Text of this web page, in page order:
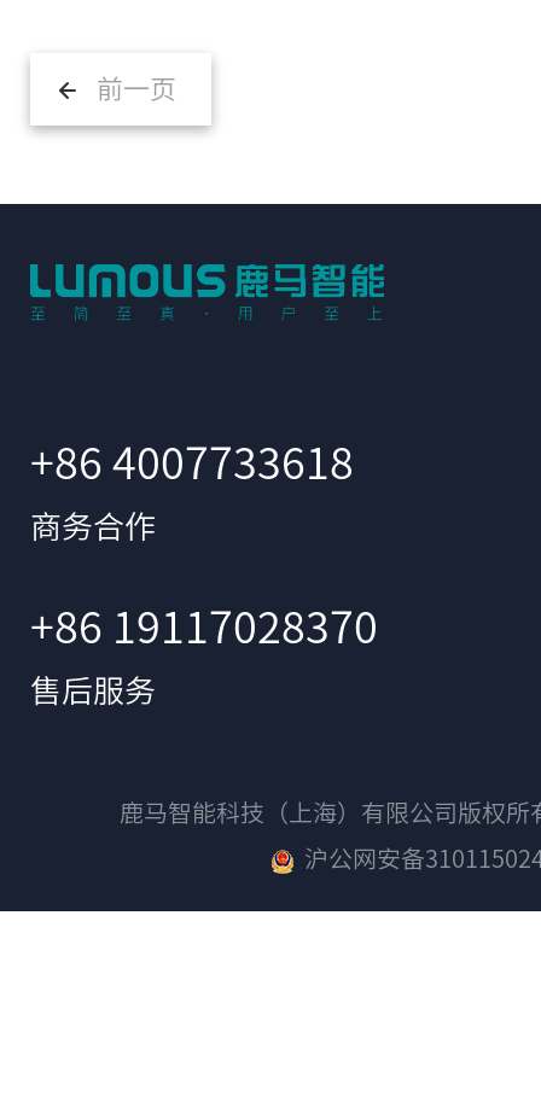
样快——刷证、刷脸、取卡，10秒
前一页
+86 4007733618
商务合作
+86 19117028370
售后服务
鹿马智能科技（上海）有限公司版权
沪公网安备